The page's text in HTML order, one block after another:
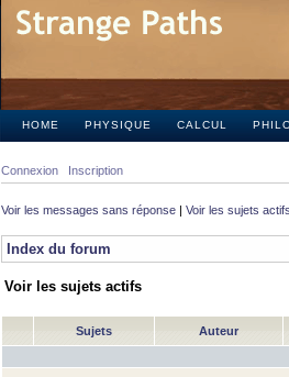
HOME PHYSIQUE CALCUL
Connexion Inscription
Voir les messages sans réponse | Voir les sujets actifs
Index du forum
Voir les sujets actifs
Sujets Auteur